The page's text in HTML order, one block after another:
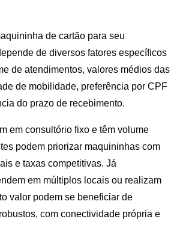
de cartão para seu
de diversos fatores específicos
de atendimentos, valores médios das
de mobilidade, preferência por CPF
do prazo de recebimento.
em consultório fixo e têm volume
podem priorizar maquininhas com
e taxas competitivas. Já
em múltiplos locais ou realizam
valor podem se beneficiar de
com conectividade própria e